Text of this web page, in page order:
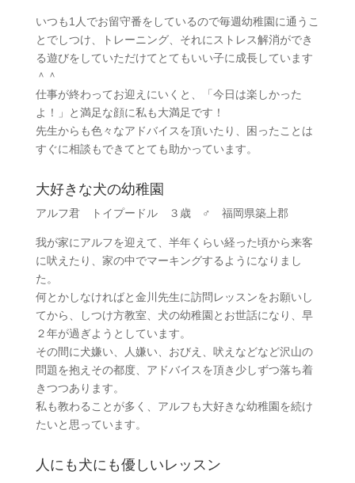
いつも1人でお留守番をしているので毎週幼稚園に通うこ
とでしつけ、トレーニング、それにストレス解消ができ
る遊びをしていただけてとてもいい子に成長しています
＾＾
仕事が終わってお迎えにいくと、「今日は楽しかった
よ！」と満足な顔に私も大満足です！
先生からも色々なアドバイスを頂いたり、困ったことは
すぐに相談もできてとても助かっています。
大好きな犬の幼稚園
アルフ君 トイプードル ３歳 ♂ 福岡県築上郡
我が家にアルフを迎えて、半年くらい経った頃から来客
に吠えたり、家の中でマーキングするようになりまし
た。
何とかしなければと金川先生に訪問レッスンをお願いし
てから、しつけ方教室、犬の幼稚園とお世話になり、早
２年が過ぎようとしています。
その間に犬嫌い、人嫌い、おびえ、吠えなどなど沢山の
問題を抱えその都度、アドバイスを頂き少しずつ落ち着
きつつあります。
私も教わることが多く、アルフも大好きな幼稚園を続け
たいと思っています。
人にも犬にも優しいレッスン